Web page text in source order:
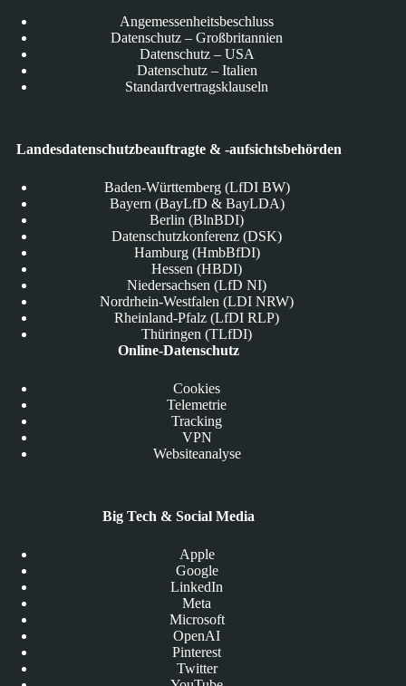
Angemessenheitsbeschluss
Datenschutz – Großbritannien
Datenschutz – USA
Datenschutz – Italien
Standardvertragsklauseln
Landesdatenschutzbeauftragte & -aufsichtsbehörden
Baden-Württemberg (LfDI BW)
Bayern (BayLfD & BayLDA)
Berlin (BlnBDI)
Datenschutzkonferenz (DSK)
Hamburg (HmbBfDI)
Hessen (HBDI)
Niedersachsen (LfD NI)
Nordrhein-Westfalen (LDI NRW)
Rheinland-Pfalz (LfDI RLP)
Thüringen (TLfDI)
Online-Datenschutz
Cookies
Telemetrie
Tracking
VPN
Websiteanalyse
Big Tech & Social Media
Apple
Google
LinkedIn
Meta
Microsoft
OpenAI
Pinterest
Twitter